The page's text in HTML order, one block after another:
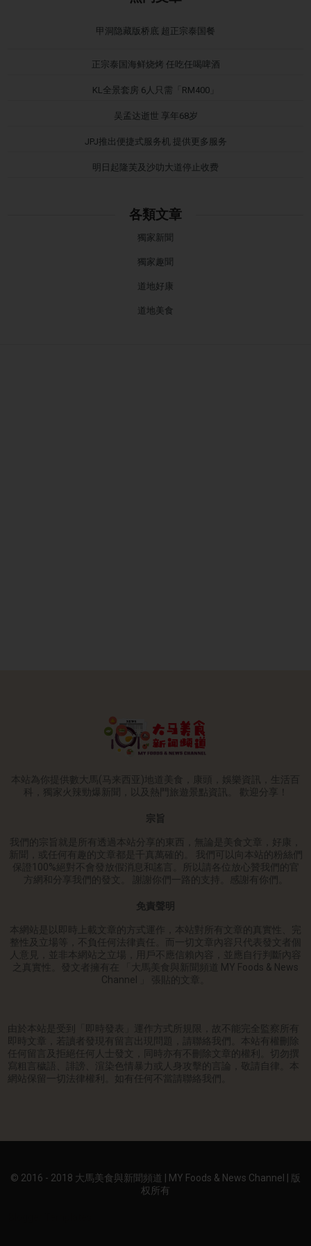
甲洞隐藏版桥底 超正宗泰国餐
正宗泰国海鲜烧烤 任吃任喝啤酒
KL全景套房 6人只需「RM400」
吴孟达逝世 享年68岁
JPJ推出便捷式服务机 提供更多服务
明日起隆芙及沙叻大道停止收费
各類文章
獨家新聞
獨家趣聞
道地好康
道地美食
本站為你提供數大馬(马来西亚)地道美食，康頭，娛樂資訊，生活百
科，獨家火辣勁爆新聞，以及熱門旅遊景點資訊。 歡迎分享！
宗旨
我們的宗旨就是所有透過本站分享的東西，無論是美食文章，好康，
新聞，或任何有趣的文章都是千真萬確的。 我們可以向本站的粉絲們
保證100%絕對不會發放假消息和謠言。所以請各位放心贊我們的官
方網和分享我們的發文。 謝謝你們一路的支持。感謝有你們。
免責聲明
本網站是以即時上載文章的方式運作，本站對所有文章的真實性、完
整性及立場等，不負任何法律責任。而一切文章內容只代表發文者個
人意見，並非本網站之立場，用戶不應信賴內容，並應自行判斷內容
之真實性。發文者擁有在 「大馬美食與新聞頻道 MY Foods & News
Channel 」 張貼的文章。
由於本站是受到「即時發表」運作方式所規限，故不能完全監察所有
即時文章，若讀者發現有留言出現問題，請聯絡我們。本站有權刪除
任何留言及拒絕任何人士發文，同時亦有不刪除文章的權利。切勿撰
寫粗言穢語、誹謗、渲染色情暴力或人身攻擊的言論，敬請自律。本
網站保留一切法律權利。如有任何不當請聯絡我們。
© 2016 - 2018 大馬美食與新聞頻道 | MY Foods & News Channel | 版
权所有